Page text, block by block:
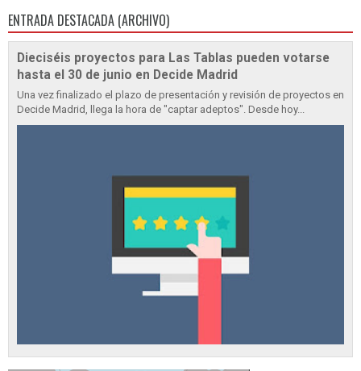
ENTRADA DESTACADA (ARCHIVO)
Dieciséis proyectos para Las Tablas pueden votarse
hasta el 30 de junio en Decide Madrid
Una vez finalizado el plazo de presentación y revisión de proyectos en
Decide Madrid, llega la hora de "captar adeptos". Desde hoy...